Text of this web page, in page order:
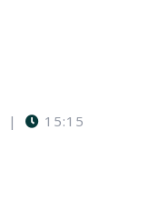
| 15:15